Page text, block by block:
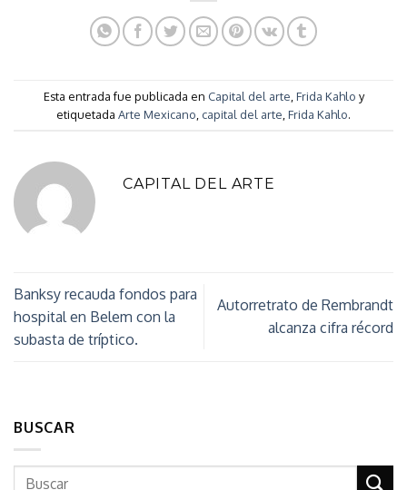
Esta entrada fue publicada en Capital del arte Frida Kahlo y
etiquetada Arte Mexicano capital del arte Frida Kahlo.
CAPITAL DEL ARTE
Banksy recauda fondos para
hospital en Belem con la
subasta de tríptico.
Autorretrato de Rembrandt
alcanza cifra récord
BUSCAR